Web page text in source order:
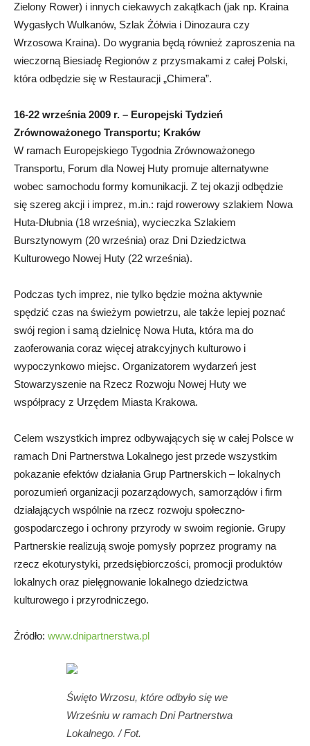
Zielony Rower) i innych ciekawych zakątkach (jak np. Kraina
Wygasłych Wulkanów, Szlak Żółwia i Dinozaura czy
Wrzosowa Kraina). Do wygrania będą również zaproszenia na
wieczorną Biesiadę Regionów z przysmakami z całej Polski,
która odbędzie się w Restauracji „Chimera”.
16-22 września 2009 r. – Europejski Tydzień
Zrównoważonego Transportu; Kraków
W ramach Europejskiego Tygodnia Zrównoważonego
Transportu, Forum dla Nowej Huty promuje alternatywne
wobec samochodu formy komunikacji. Z tej okazji odbędzie
się szereg akcji i imprez, m.in.: rajd rowerowy szlakiem Nowa
Huta-Dłubnia (18 września), wycieczka Szlakiem
Bursztynowym (20 września) oraz Dni Dziedzictwa
Kulturowego Nowej Huty (22 września).
Podczas tych imprez, nie tylko będzie można aktywnie
spędzić czas na świeżym powietrzu, ale także lepiej poznać
swój region i samą dzielnicę Nowa Huta, która ma do
zaoferowania coraz więcej atrakcyjnych kulturowo i
wypoczynkowo miejsc. Organizatorem wydarzeń jest
Stowarzyszenie na Rzecz Rozwoju Nowej Huty we
współpracy z Urzędem Miasta Krakowa.
Celem wszystkich imprez odbywających się w całej Polsce w
ramach Dni Partnerstwa Lokalnego jest przede wszystkim
pokazanie efektów działania Grup Partnerskich – lokalnych
porozumień organizacji pozarządowych, samorządów i firm
działających wspólnie na rzecz rozwoju społeczno-
gospodarczego i ochrony przyrody w swoim regionie. Grupy
Partnerskie realizują swoje pomysły poprzez programy na
rzecz ekoturystyki, przedsiębiorczości, promocji produktów
lokalnych oraz pielęgnowanie lokalnego dziedzictwa
kulturowego i przyrodniczego.
Źródło: www.dnipartnerstwa.pl
Święto Wrzosu, które odbyło się we
Wrześniu w ramach Dni Partnerstwa
Lokalnego. / Fot.